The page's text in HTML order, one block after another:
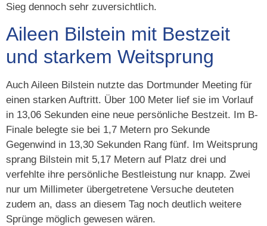
Sieg dennoch sehr zuversichtlich.
Aileen Bilstein mit Bestzeit
und starkem Weitsprung
Auch Aileen Bilstein nutzte das Dortmunder Meeting für
einen starken Auftritt. Über 100 Meter lief sie im Vorlauf
in 13,06 Sekunden eine neue persönliche Bestzeit. Im B-
Finale belegte sie bei 1,7 Metern pro Sekunde
Gegenwind in 13,30 Sekunden Rang fünf. Im Weitsprung
sprang Bilstein mit 5,17 Metern auf Platz drei und
verfehlte ihre persönliche Bestleistung nur knapp. Zwei
nur um Millimeter übergetretene Versuche deuteten
zudem an, dass an diesem Tag noch deutlich weitere
Sprünge möglich gewesen wären.